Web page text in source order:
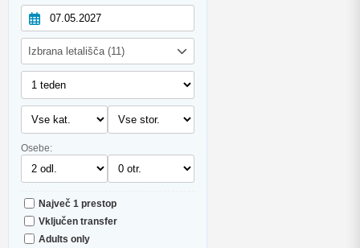
Izbrana letališča (11)
Osebe:
Največ 1 prestop
Vključen transfer
Adults only